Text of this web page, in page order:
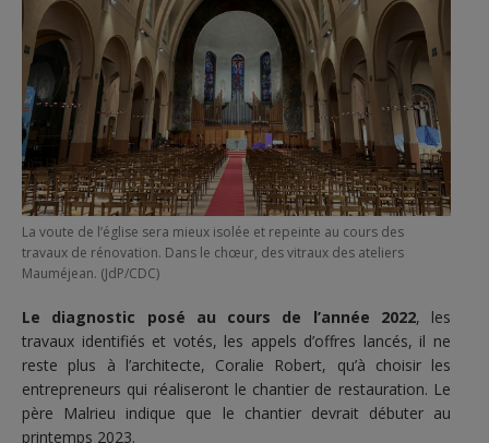
La voute de l’église sera mieux isolée et repeinte au cours des
travaux de rénovation. Dans le chœur, des vitraux des ateliers
Mauméjean. (JdP/CDC)
Le diagnostic posé au cours de l’année 2022, les
travaux identifiés et votés, les appels d’offres lancés, il ne
reste plus à l’architecte, Coralie Robert, qu’à choisir les
entrepreneurs qui réaliseront le chantier de restauration. Le
père Malrieu indique que le chantier devrait débuter au
printemps 2023.